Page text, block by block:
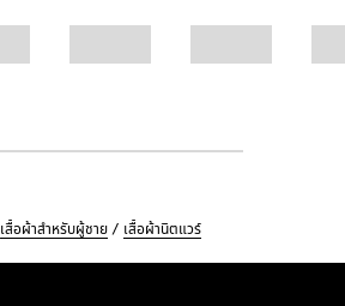
เสื้อผ้าสำหรับผู้ชาย เสื้อผ้านิตแวร์